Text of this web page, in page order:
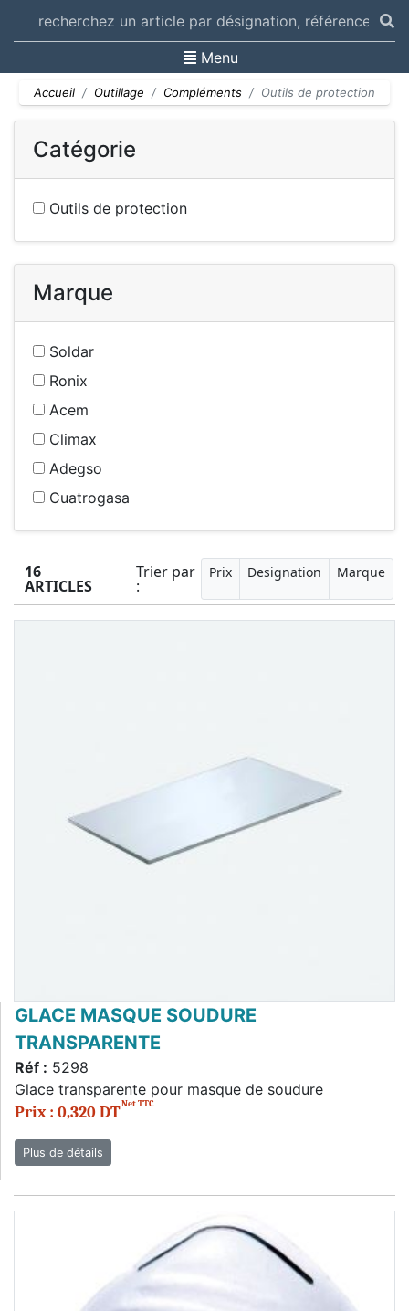
Toggle navigation
Menu
Accueil Outillage Compléments Outils de protection
Catégorie
Outils de protection
Marque
Soldar
Ronix
Acem
Climax
Adegso
Cuatrogasa
16
ARTICLES
Trier par
:
Prix Designation Marque
GLACE MASQUE SOUDURE
TRANSPARENTE
Réf : 5298
Glace transparente pour masque de soudure
Prix : 0,320 DTNet TTC
Plus de détails